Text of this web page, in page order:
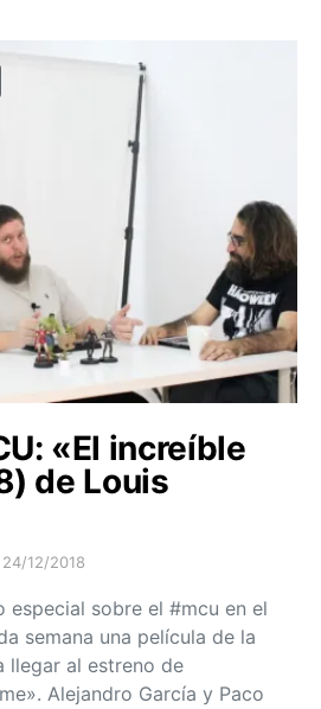
«El increíble
de Louis
24/12/2018
especial sobre el #mcu en el
semana una película de la
llegar al estreno de
Alejandro García y Paco